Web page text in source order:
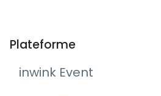
Plateforme
inwink Event